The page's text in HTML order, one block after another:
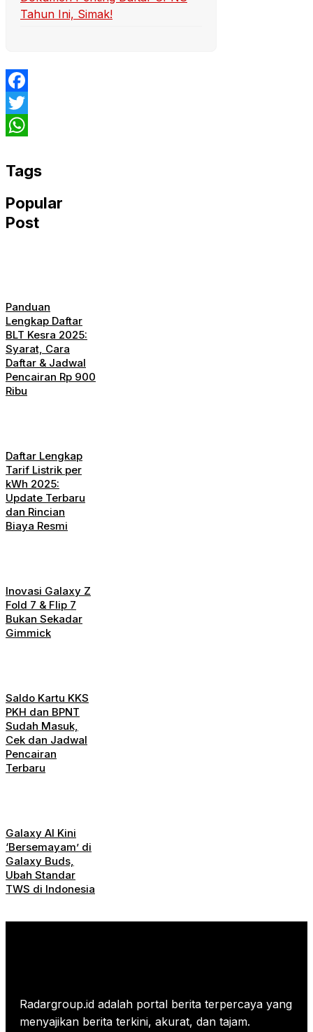
Tahun Ini, Simak!
Facebook
Twitter
Tags
Popular
Post
Panduan
Lengkap Daftar
BLT Kesra 2025:
Syarat, Cara
Daftar & Jadwal
Pencairan Rp 900
Ribu
Daftar Lengkap
Tarif Listrik per
kWh 2025:
Update Terbaru
dan Rincian
Biaya Resmi
Inovasi Galaxy Z
Fold 7 & Flip 7
Bukan Sekadar
Gimmick
Saldo Kartu KKS
PKH dan BPNT
Sudah Masuk,
Cek dan Jadwal
Pencairan
Terbaru
Galaxy AI Kini
‘Bersemayam’ di
Galaxy Buds,
Ubah Standar
TWS di Indonesia
Radargroup.id adalah portal berita terpercaya yang
menyajikan berita terkini, akurat, dan tajam.